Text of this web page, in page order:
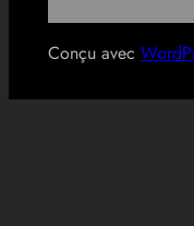
Conçu avec